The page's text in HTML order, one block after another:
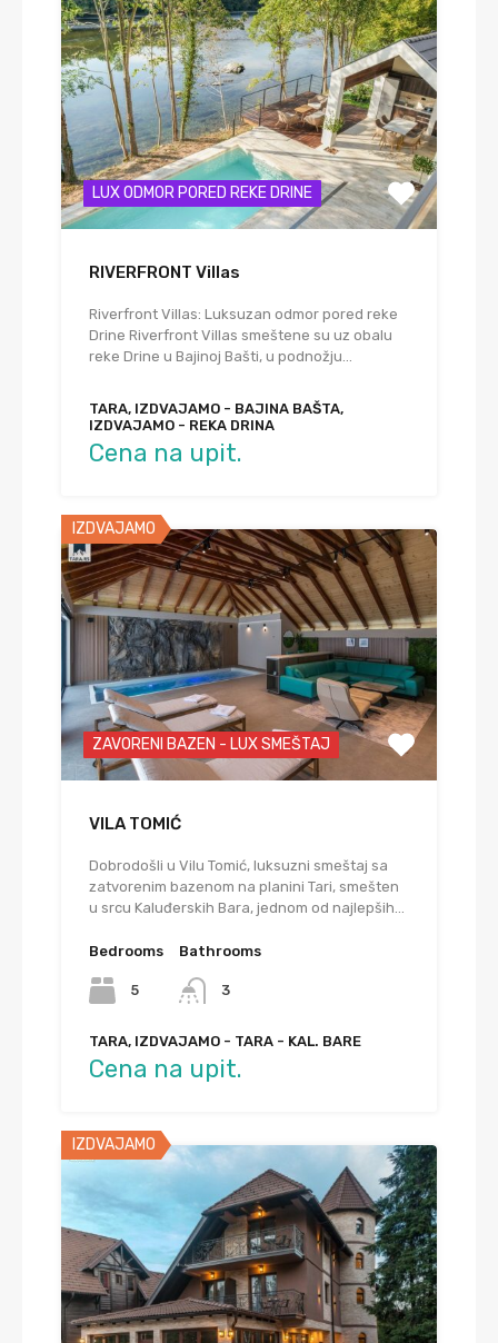
LUX ODMOR PORED REKE DRINE
RIVERFRONT Villas
Riverfront Villas: Luksuzan odmor pored reke
Drine Riverfront Villas smeštene su uz obalu
reke Drine u Bajinoj Bašti, u podnožju…
TARA, IZDVAJAMO - BAJINA BAŠTA,
IZDVAJAMO - REKA DRINA
Cena na upit.
IZDVAJAMO
ZAVORENI BAZEN - LUX SMEŠTAJ
VILA TOMIĆ
Dobrodošli u Vilu Tomić, luksuzni smeštaj sa
zatvorenim bazenom na planini Tari, smešten
u srcu Kaluđerskih Bara, jednom od najlepših…
Bedrooms
5
Bathrooms
3
TARA, IZDVAJAMO - TARA - KAL. BARE
Cena na upit.
IZDVAJAMO